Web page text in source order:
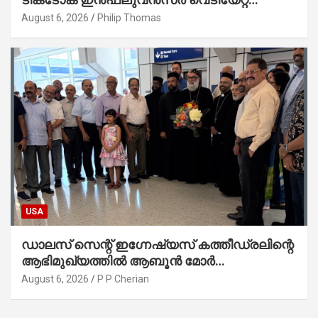
കൊല്ലപ്പെട്ടു
August 6, 2026 Philip Thomas
USA
ഡാലസ് സെന്റ് ഇഗ്നേഷ്യസ് കത്തീഡ്രലിന്റെ
ആഭിമുഖ്യത്തിൽ ആബൂൻ മോർ
ബസേലിയോസ് ജോസഫ് കാതോലിക്കാ
August 6, 2026 P P Cherian